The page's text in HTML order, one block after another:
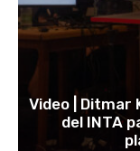
Video |
del INTA